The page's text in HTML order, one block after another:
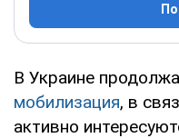
В Украине
мобилизация, в
активно